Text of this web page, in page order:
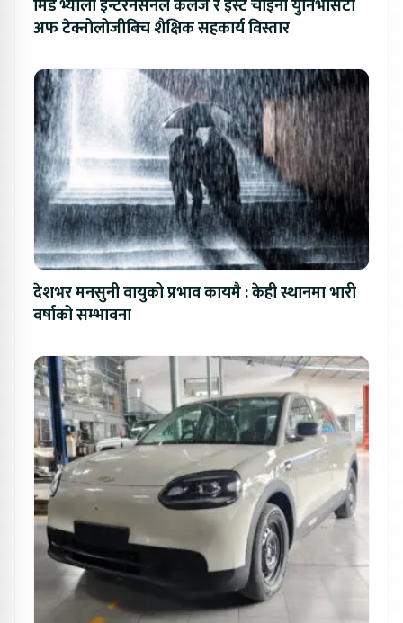
मिड भ्याली इन्टरनेसनल कलेज र इस्ट चाइना युनिभर्सिटी
अफ टेक्नोलोजीबिच शैक्षिक सहकार्य विस्तार
देशभर मनसुनी वायुको प्रभाव कायमै : केही स्थानमा भारी
वर्षाको सम्भावना